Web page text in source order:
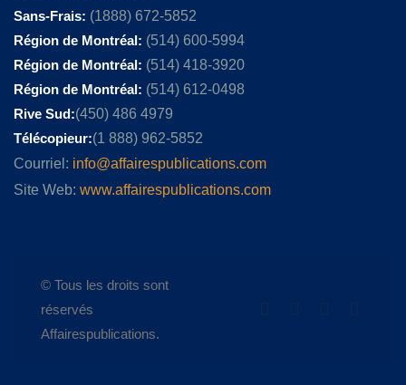
Sans-Frais: (1888) 672-5852
Région de Montréal: (514) 600-5994
Région de Montréal: (514) 418-3920
Région de Montréal: (514) 612-0498
Rive Sud:(450) 486 4979
Télécopieur:(1 888) 962-5852
Courriel: info@affairespublications.com
Site Web: www.affairespublications.com
© Tous les droits sont
réservés
Affairespublications.